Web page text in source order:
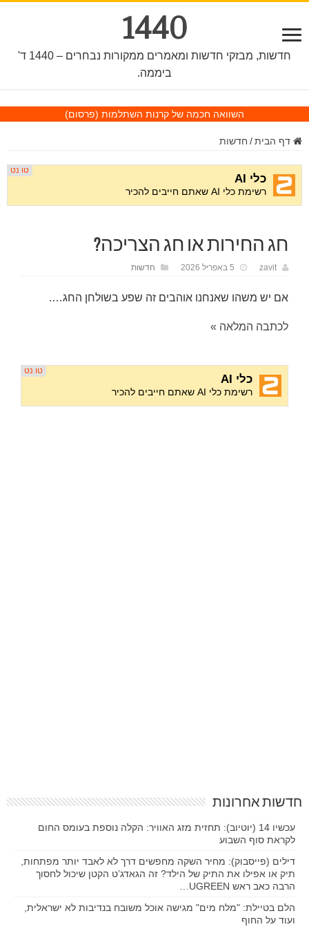
1440
חדשות, מבזקי חדשות ומאמרים ממקורות נבחרים – 1440 ד'
ביממה.
השוואה חכמה של קרנות השתלמות (פרסום)
דף הבית / חדשות
חג החירות או חג הצריכה?
zavit 5 באפריל 2026 חדשות
אם יש משהו שאנחנו אוהבים זה שפע בשולחן החג….
לכתבה המלאה »
חדשות אחרונות
עכשיו 14 (יוטיוב): תחזית מזג האוויר: הקלה נוספת בעומס החום
לקראת סוף השבוע
דילים (פייסבוק): מחיר השקה מחפשים דרך לא לאבד יותר מפתחות,
תיק או אפילו את התיק של הילד? זה הגאדג’ט הקטן שיכול לחסוך
הרבה כאב ראש UGREEN…
הלם בטיילת: "מלח מים" מגישה אוכל משובח בנדיבות לא ישראלית,
ועוד על החוף